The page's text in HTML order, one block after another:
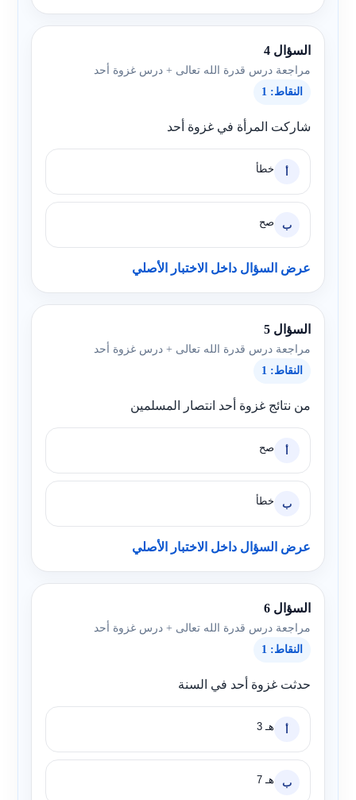
السؤال 4
مراجعة درس قدرة الله تعالى + درس غزوة أحد
النقاط: 1
شاركت المرأة في غزوة أحد
أ خطأ
ب صح
عرض السؤال داخل الاختبار الأصلي
السؤال 5
مراجعة درس قدرة الله تعالى + درس غزوة أحد
النقاط: 1
من نتائج غزوة أحد انتصار المسلمين
أ صح
ب خطأ
عرض السؤال داخل الاختبار الأصلي
السؤال 6
مراجعة درس قدرة الله تعالى + درس غزوة أحد
النقاط: 1
حدثت غزوة أحد في السنة
أ هـ 3
ب هـ 7